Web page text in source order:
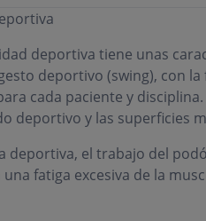
deportiva tiene unas
deportivo (swing), con
cada paciente y
deportivo y las superficies
deportiva, el trabajo del
una fatiga excesiva de la